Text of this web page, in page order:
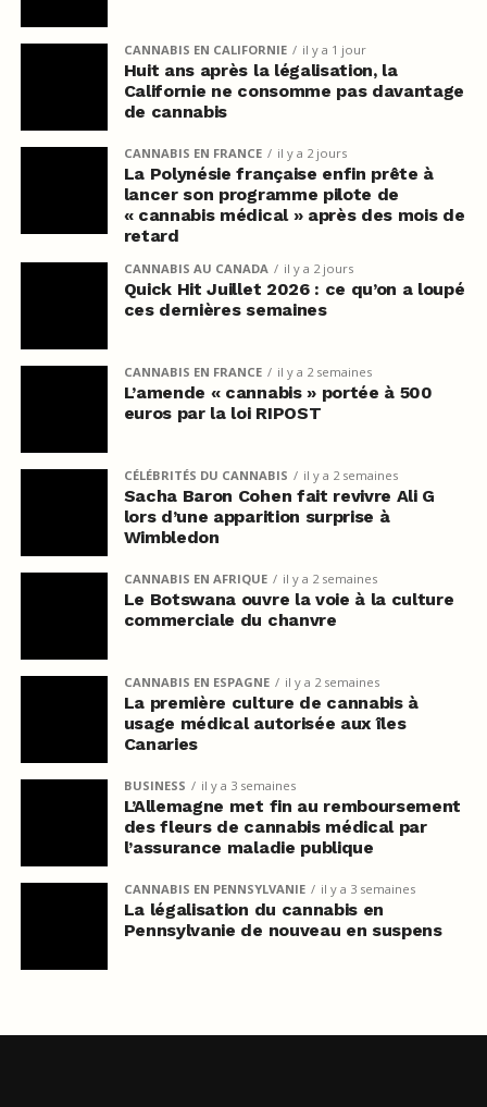
CANNABIS EN CALIFORNIE il y a 1 jour
Huit ans après la légalisation, la
Californie ne consomme pas davantage
de cannabis
CANNABIS EN FRANCE il y a 2 jours
La Polynésie française enfin prête à
lancer son programme pilote de
« cannabis médical » après des mois de
retard
CANNABIS AU CANADA il y a 2 jours
Quick Hit Juillet 2026 : ce qu’on a loupé
ces dernières semaines
CANNABIS EN FRANCE il y a 2 semaines
L’amende « cannabis » portée à 500
euros par la loi RIPOST
CÉLÉBRITÉS DU CANNABIS il y a 2 semaines
Sacha Baron Cohen fait revivre Ali G
lors d’une apparition surprise à
Wimbledon
CANNABIS EN AFRIQUE il y a 2 semaines
Le Botswana ouvre la voie à la culture
commerciale du chanvre
CANNABIS EN ESPAGNE il y a 2 semaines
La première culture de cannabis à
usage médical autorisée aux îles
Canaries
BUSINESS il y a 3 semaines
L’Allemagne met fin au remboursement
des fleurs de cannabis médical par
l’assurance maladie publique
CANNABIS EN PENNSYLVANIE il y a 3 semaines
La légalisation du cannabis en
Pennsylvanie de nouveau en suspens